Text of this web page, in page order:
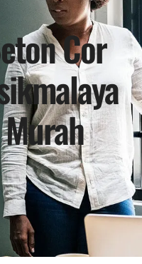
Cor
Murah